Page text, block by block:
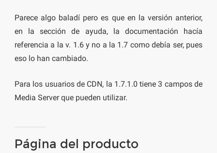
Parece algo baladí pero es que en la versión anterior,
en la sección de ayuda, la documentación hacía
referencia a la v. 1.6 y no a la 1.7 como debía ser, pues
eso lo han cambiado.
Para los usuarios de CDN, la 1.7.1.0 tiene 3 campos de
Media Server que pueden utilizar.
Página del producto